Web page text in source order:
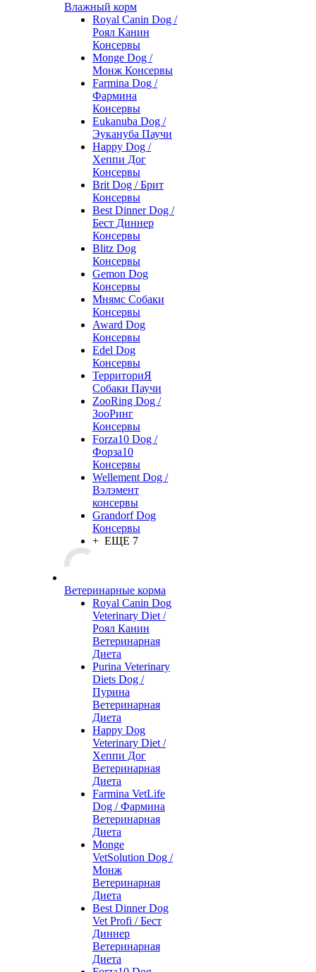
Влажный корм
Royal Canin Dog /
Роял Канин
Консервы
Monge Dog /
Монж Консервы
Farmina Dog /
Фармина
Консервы
Eukanuba Dog /
Эукануба Паучи
Happy Dog /
Хеппи Дог
Консервы
Brit Dog / Брит
Консервы
Best Dinner Dog /
Бест Диннер
Консервы
Blitz Dog
Консервы
Gemon Dog
Консервы
Мнямс Собаки
Консервы
Award Dog
Консервы
Edel Dog
Консервы
ТерриториЯ
Собаки Паучи
ZooRing Dog /
ЗооРинг
Консервы
Forza10 Dog /
Форза10
Консервы
Wellement Dog /
Вэлэмент
консервы
Grandorf Dog
Консервы
+ ЕЩЕ 7
Ветеринарные корма
Royal Canin Dog
Veterinary Diet /
Роял Канин
Ветеринарная
Диета
Purina Veterinary
Diets Dog /
Пурина
Ветеринарная
Диета
Happy Dog
Veterinary Diet /
Хеппи Дог
Ветеринарная
Диета
Farmina VetLife
Dog / Фармина
Ветеринарная
Диета
Monge
VetSolution Dog /
Монж
Ветеринарная
Диета
Best Dinner Dog
Vet Profi / Бест
Диннер
Ветеринарная
Диета